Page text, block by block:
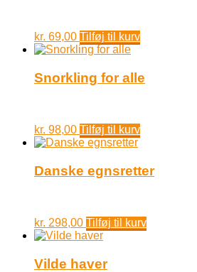
kr. 69,00 Tilføj til kurv
Snorkling for alle
kr. 98,00 Tilføj til kurv
Danske egnsretter
kr. 298,00 Tilføj til kurv
Vilde haver